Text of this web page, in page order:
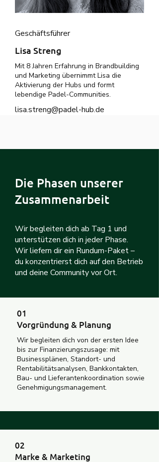
Geschäftsführer
Lisa Streng
Mit 8 Jahren Erfahrung in Brandbuilding
und Marketing übernimmt Lisa die
Aktivierung der Hubs und formt
lebendige Padel-Communities.
lisa.streng@padel-hub.de
Die Phasen unserer
Zusammenarbeit
Wir begleiten dich ab Tag 1 und
unterstützen dich in jeder Phase.
Wir liefern dir ein Rundum-Paket –
du konzentrierst dich auf den Betrieb
und deine Community vor Ort.
01
Vorgründung & Planung
Wir begleiten dich von der ersten Idee
bis zur Finanzierungszusage: mit
Businessplänen, Standort- und
Rentabilitätsanalysen, Bankkontakten,
Bau- und Lieferantenkoordination sowie
Genehmigungsmanagement.
02
Marke & Marketing